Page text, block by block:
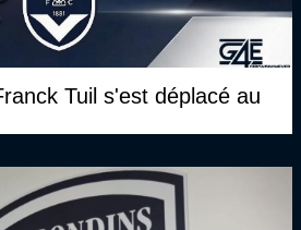
Tuil s'est déplacé au